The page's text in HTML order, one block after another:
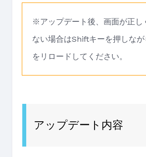
※アップデート後、画面が正し
ない場合はShiftキーを押しな
をリロードしてください。
アップデート内容